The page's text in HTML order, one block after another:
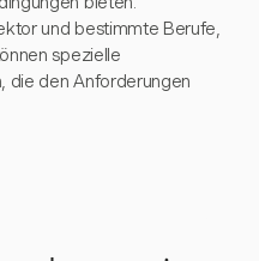
und bestimmte Berufe,
spezielle
die den Anforderungen